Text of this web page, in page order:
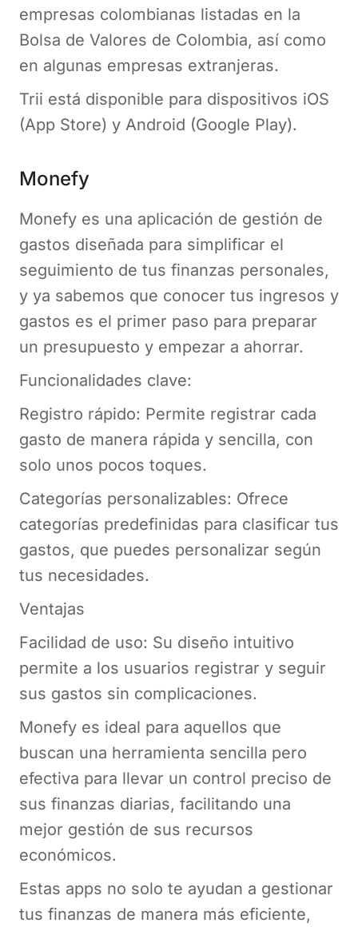
empresas colombianas listadas en la
Bolsa de Valores de Colombia, así como
en algunas empresas extranjeras.
Trii está disponible para dispositivos iOS
(App Store) y Android (Google Play).
Monefy
Monefy es una aplicación de gestión de
gastos diseñada para simplificar el
seguimiento de tus finanzas personales,
y ya sabemos que conocer tus ingresos y
gastos es el primer paso para preparar
un presupuesto y empezar a ahorrar.
Funcionalidades clave:
Registro rápido: Permite registrar cada
gasto de manera rápida y sencilla, con
solo unos pocos toques.
Categorías personalizables: Ofrece
categorías predefinidas para clasificar tus
gastos, que puedes personalizar según
tus necesidades.
Ventajas
Facilidad de uso: Su diseño intuitivo
permite a los usuarios registrar y seguir
sus gastos sin complicaciones.
Monefy es ideal para aquellos que
buscan una herramienta sencilla pero
efectiva para llevar un control preciso de
sus finanzas diarias, facilitando una
mejor gestión de sus recursos
económicos.
Estas apps no solo te ayudan a gestionar
tus finanzas de manera más eficiente,